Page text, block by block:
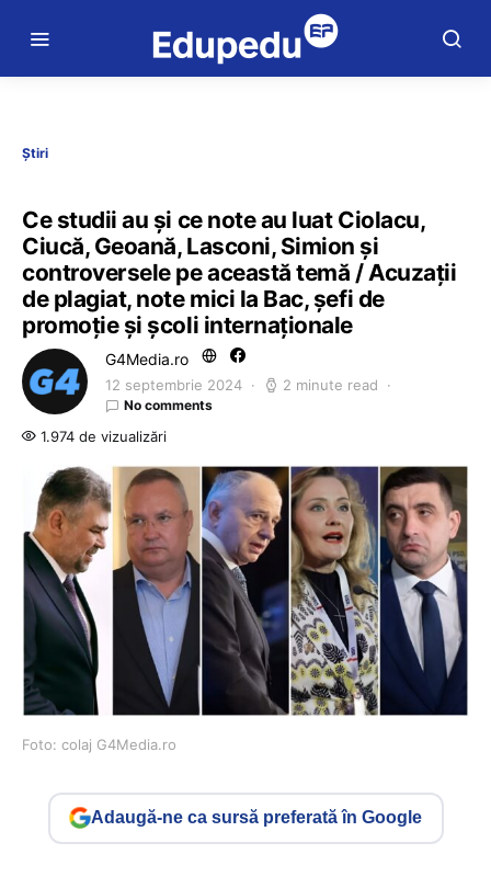
Știri
Ce studii au și ce note au luat Ciolacu,
Ciucă, Geoană, Lasconi, Simion și
controversele pe această temă / Acuzații
de plagiat, note mici la Bac, șefi de
promoție și școli internaționale
G4Media.ro
12 septembrie 2024 2 minute read
No comments
1.974 de vizualizări
Foto: colaj G4Media.ro
Adaugă-ne ca sursă preferată în Google